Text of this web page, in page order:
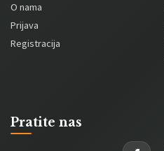
O nama
Prijava
Registracija
Pratite nas